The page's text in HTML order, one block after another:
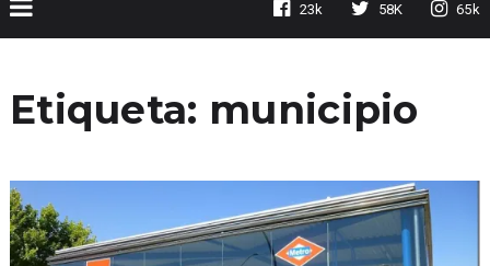
23k 58K 65k
Etiqueta: municipio